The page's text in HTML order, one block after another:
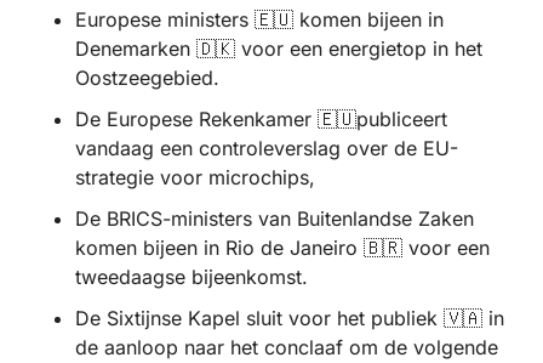
Europese ministers 🇪🇺 komen bijeen in
Denemarken 🇩🇰 voor een energietop in het
Oostzeegebied.
De Europese Rekenkamer 🇪🇺publiceert
vandaag een controleverslag over de EU-
strategie voor microchips,
De BRICS-ministers van Buitenlandse Zaken
komen bijeen in Rio de Janeiro 🇧🇷 voor een
tweedaagse bijeenkomst.
De Sixtijnse Kapel sluit voor het publiek 🇻🇦 in
de aanloop naar het conclaaf om de volgende